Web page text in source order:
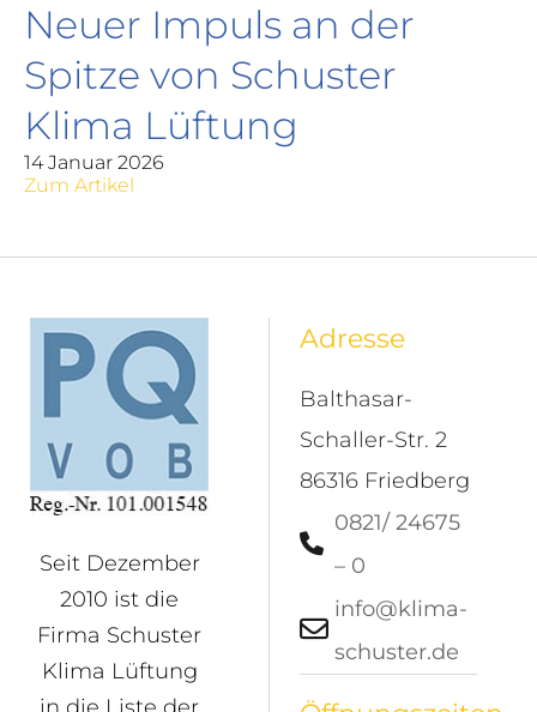
Neuer Impuls an der
Spitze von Schuster
Klima Lüftung
14 Januar 2026
Zum Artikel
Seit Dezember
2010 ist die
Firma Schuster
Klima Lüftung
Adresse
Balthasar-
Schaller-Str. 2
86316 Friedberg
0821/ 24675
– 0
info@klima-
schuster.de